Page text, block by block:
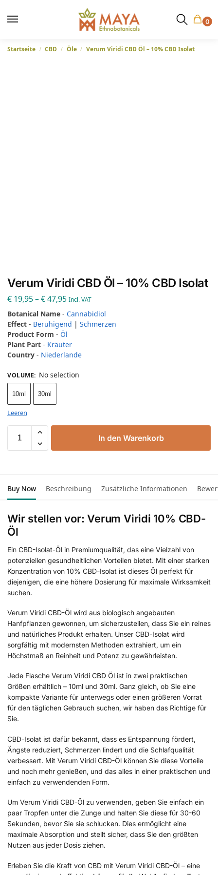
0
Startseite / CBD / Öle / Verum Viridi CBD Öl – 10% CBD Isolat
Verum Viridi CBD Öl – 10% CBD Isolat
€ 19,95–€47,95 Incl. VAT
Botanical Name - Cannabidiol
Effect - Beruhigend | Schmerzen
Product Form - Öl
Plant Part - Kräuter
Country - Niederlande
VOLUME: No selection
10ml 30ml
Leeren
In den Warenkorb
Buy Now Beschreibung Zusätzliche Informationen
Wir stellen vor: Verum Viridi 10% CBD-
Öl
Ein CBD-Isolat-Öl in Premiumqualität, das eine Vielzahl von
potenziellen gesundheitlichen Vorteilen bietet. Mit einer starken
Konzentration von 10% CBD-Isolat ist dieses Öl perfekt für
diejenigen, die eine höhere Dosierung für maximale Wirksamkeit
suchen.
Verum Viridi CBD-Öl wird aus biologisch angebauten
Hanfpflanzen gewonnen, um sicherzustellen, dass Sie ein reines
und natürliches Produkt erhalten. Unser CBD-Isolat wird
sorgfältig mit modernsten Methoden extrahiert, um ein
Höchstmaß an Reinheit und Potenz zu gewährleisten.
Jede Flasche Verum Viridi CBD Öl ist in zwei praktischen
Größen erhältlich – 10ml und 30ml. Ganz gleich, ob Sie eine
kompakte Variante für unterwegs oder einen größeren Vorrat
für den täglichen Gebrauch suchen, wir haben das Richtige für
Sie.
CBD-Isolat ist dafür bekannt, dass es Entspannung fördert,
Ängste reduziert, Schmerzen lindert und die Schlafqualität
verbessert. Mit Verum Viridi CBD-Öl können Sie diese Vorteile
und noch mehr genießen, und das alles in einer praktischen und
einfach zu verwendenden Form.
Um Verum Viridi CBD-Öl zu verwenden, geben Sie einfach ein
paar Tropfen unter die Zunge und halten Sie diese für 30-60
Sekunden, bevor Sie sie schlucken. Dies ermöglicht eine
maximale Absorption und stellt sicher, dass Sie den größten
Nutzen aus jeder Dosis ziehen.
Erleben Sie die Kraft von CBD mit Verum Viridi CBD-Öl – eine